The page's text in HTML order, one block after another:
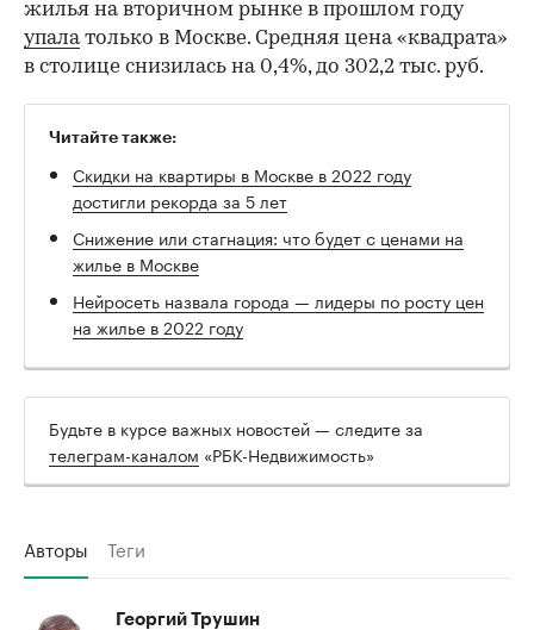
жилья на вторичном рынке в прошлом году
упалатолько в Москве. Средняя цена «квадрата»
в столице снизилась на 0,4%, до 302,2 тыс. руб.
Читайте также:
Скидки на квартиры в Москве в 2022 году
достигли рекорда за 5 лет
Снижение или стагнация: что будет с ценами на
жилье в Москве
Нейросеть назвала города — лидеры по росту цен
на жилье в 2022 году
Будьте в курсе важных новостей — следите за
телеграм-каналом «РБК-Недвижимость»
Авторы Теги
Георгий Трушин